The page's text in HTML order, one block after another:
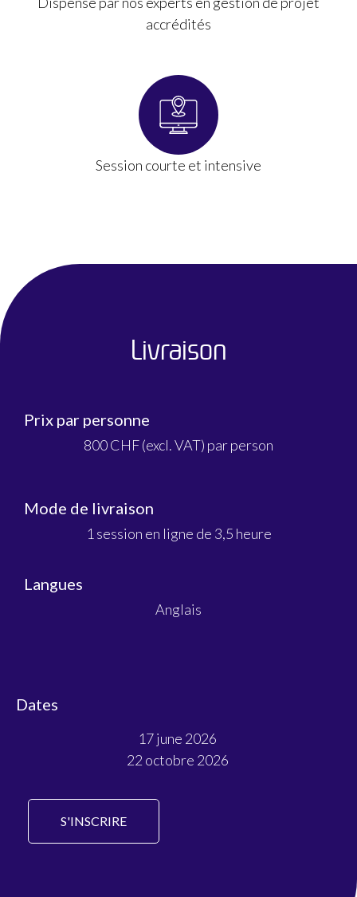
accrédités
Session courte et intensive
Livraison​
Prix par personne
800 CHF (excl. VAT) par person
Mode de livraison​
1 session en ligne de 3,5 heure
Langues
Anglais
Dates
17 june 2026
22 octobre 2026
S'INSCRIRE